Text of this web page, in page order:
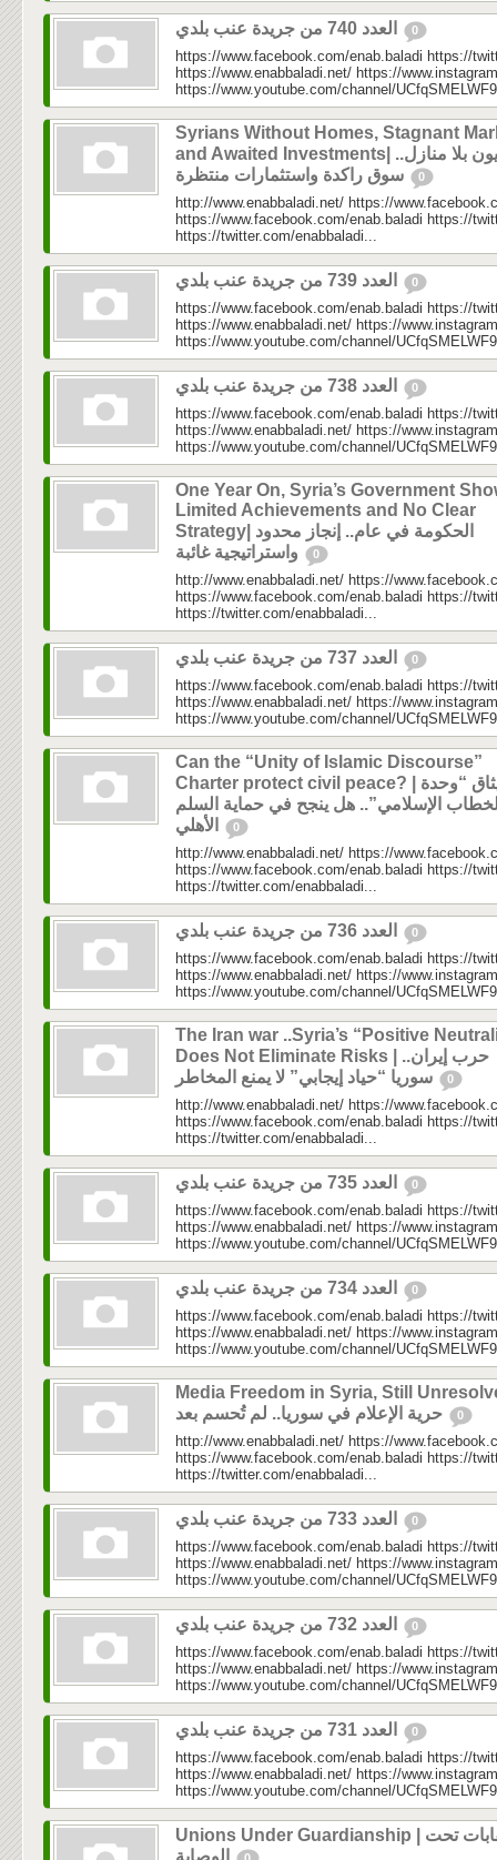
0
https://www.facebook.com/enab.baladi https://
https://www.enabbaladi.net/ https://
https://www.youtube.com/channel/
Syrians Without Homes, Stagnant
and Awaited Investments| سوريون بلا منازل..
0
http://www.enabbaladi.net/ https://
https://www.facebook.com/enab.baladi https://
https://twitter.com/enabbaladi...
0
https://www.facebook.com/enab.baladi https://
https://www.enabbaladi.net/ https://
https://www.youtube.com/channel/
0
https://www.facebook.com/enab.baladi https://
https://www.enabbaladi.net/ https://
https://www.youtube.com/channel/
One Year On, Syria’s Government
Limited Achievements and No Clear
Strategy| الحكومة في عام.. إنجاز محدود
0
http://www.enabbaladi.net/ https://
https://www.facebook.com/enab.baladi https://
https://twitter.com/enabbaladi...
0
https://www.facebook.com/enab.baladi https://
https://www.enabbaladi.net/ https://
https://www.youtube.com/channel/
Can the “Unity of Islamic Discourse”
Charter protect civil peace? | ميثاق “وحدة
الإسلامي”.. هل ينجح في حماية السلم
0
http://www.enabbaladi.net/ https://
https://www.facebook.com/enab.baladi https://
https://twitter.com/enabbaladi...
0
https://www.facebook.com/enab.baladi https://
https://www.enabbaladi.net/ https://
https://www.youtube.com/channel/
The Iran war ..Syria’s “Positive
Does Not Eliminate Risks | حرب إيران..
0
http://www.enabbaladi.net/ https://
https://www.facebook.com/enab.baladi https://
https://twitter.com/enabbaladi...
0
https://www.facebook.com/enab.baladi https://
https://www.enabbaladi.net/ https://
https://www.youtube.com/channel/
0
https://www.facebook.com/enab.baladi https://
https://www.enabbaladi.net/ https://
https://www.youtube.com/channel/
Media Freedom in Syria, Still
0
http://www.enabbaladi.net/ https://
https://www.facebook.com/enab.baladi https://
https://twitter.com/enabbaladi...
0
https://www.facebook.com/enab.baladi https://
https://www.enabbaladi.net/ https://
https://www.youtube.com/channel/
0
https://www.facebook.com/enab.baladi https://
https://www.enabbaladi.net/ https://
https://www.youtube.com/channel/
0
https://www.facebook.com/enab.baladi https://
https://www.enabbaladi.net/ https://
https://www.youtube.com/channel/
Unions Under Guardianship | نقابات تحت